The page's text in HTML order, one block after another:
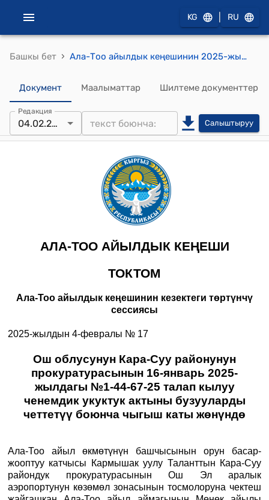
KG RU
Башкы бет › Ала-Тоо айылдык кеңешинин 2025-жылдын 4-февралы № 17 Ош облусунун Кара-Суу районунун прокуратурасынын 16-январь 2025-жылдагы №1-44-67-25 талап кылуу ченемдик укуктук актыны бузууларды четтетүү боюнча чыгыш каты жөнүндө токтому
Документ Маалыматтар Шилтеме документтер
Редакция
04.02.2025 Салыштыруу